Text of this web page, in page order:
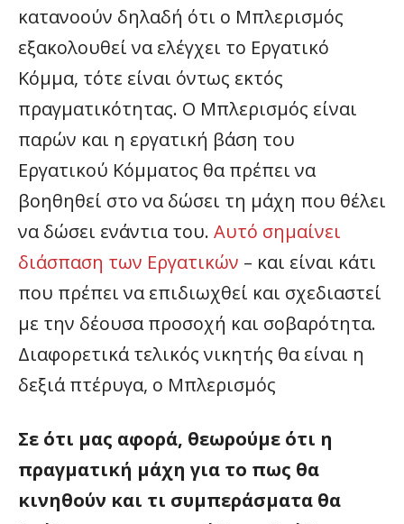
κατανοούν δηλαδή ότι ο Μπλερισμός
εξακολουθεί να ελέγχει το Εργατικό
Κόμμα, τότε είναι όντως εκτός
πραγματικότητας. Ο Μπλερισμός είναι
παρών και η εργατική βάση του
Εργατικού Κόμματος θα πρέπει να
βοηθηθεί στο να δώσει τη μάχη που θέλει
να δώσει ενάντια του. Αυτό σημαίνει
διάσπαση των Εργατικών – και είναι κάτι
που πρέπει να επιδιωχθεί και σχεδιαστεί
με την δέουσα προσοχή και σοβαρότητα.
Διαφορετικά τελικός νικητής θα είναι η
δεξιά πτέρυγα, ο Μπλερισμός
Σε ότι μας αφορά, θεωρούμε ότι η
πραγματική μάχη για το πως θα
κινηθούν και τι συμπεράσματα θα